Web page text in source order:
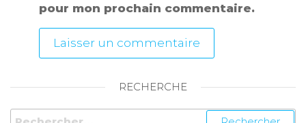
pour mon prochain commentaire.
RECHERCHE